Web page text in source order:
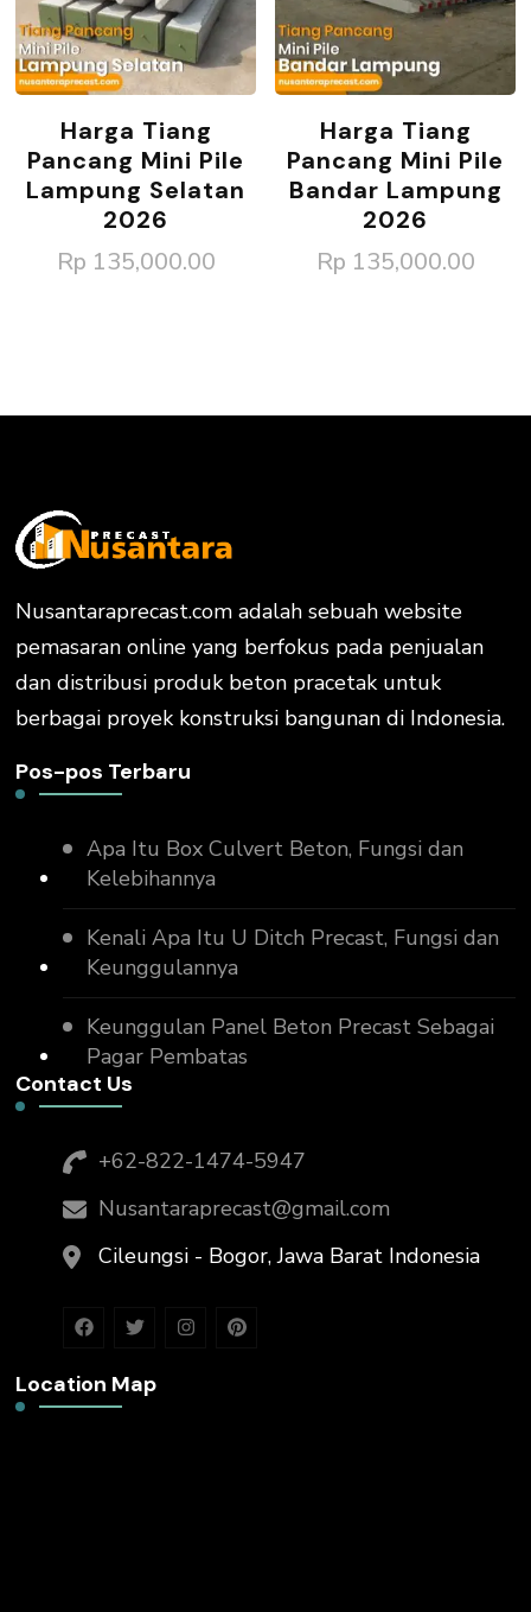
Harga Tiang
Pancang Mini Pile
Lampung Selatan
2026
Rp 135,000.00
Harga Tiang
Pancang Mini Pile
Bandar Lampung
2026
Rp 135,000.00
Nusantaraprecast.com adalah sebuah website
pemasaran online yang berfokus pada penjualan
dan distribusi produk beton pracetak untuk
berbagai proyek konstruksi bangunan di Indonesia.
Pos-pos Terbaru
Apa Itu Box Culvert Beton, Fungsi dan
Kelebihannya
Kenali Apa Itu U Ditch Precast, Fungsi dan
Keunggulannya
Keunggulan Panel Beton Precast Sebagai
Pagar Pembatas
Contact Us
+62-822-1474-5947
Nusantaraprecast@gmail.com
Cileungsi - Bogor, Jawa Barat Indonesia
Location Map